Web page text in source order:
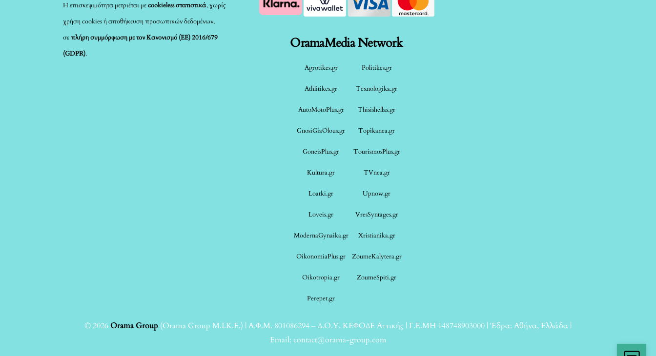
Η επισκεψιμότητα μετριέται μεcookieless στατιστικά, χωρίς
χρήση cookies ή αποθήκευση προσωπικών δεδομένων,
σεπλήρη συμμόρφωση με τον Κανονισμό (ΕΕ) 2016/679
(GDPR).
OramaMedia Network
Agrotikes.gr Politikes.gr
Athlitikes.gr Texnologika.gr
AutoMotoPlus.gr Thisishellas.gr
GnosiGiaOlous.gr Topikanea.gr
GoneisPlus.gr TourismosPlus.gr
Kultura.gr TVnea.gr
Loatki.gr Upnow.gr
Loveis.gr VresSyntages.gr
ModernaGynaika.gr Xristianika.gr
OikonomiaPlus.gr ZoumeKalytera.gr
Oikotropia.gr ZoumeSpiti.gr
Perepet.gr
© 2026Orama Group (Orama Group Μ.Ι.Κ.Ε.) | Α.Φ.Μ. 801086294 – Δ.Ο.Υ. ΚΕΦΟΔΕ Αττικής | Γ.Ε.ΜΗ 148748903000 | Έδρα: Αθήνα, Ελλάδα |
Email: contact@orama-group.com